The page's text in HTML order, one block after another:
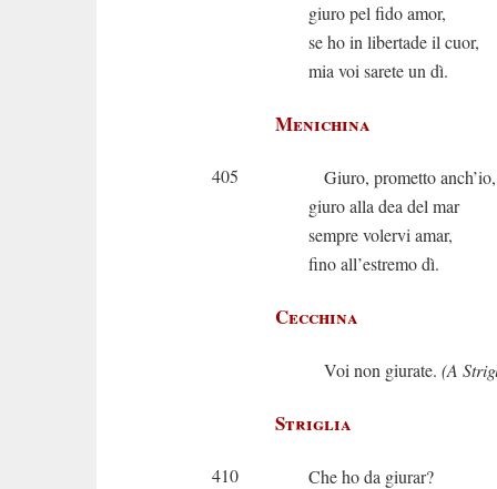
giuro pel fido amor,
se ho in libertade il cuor,
mia voi sarete un dì.
Menichina
405
Giuro, prometto anch’io,
giuro alla dea del mar
sempre volervi amar,
fino all’estremo dì.
Cecchina
Voi non giurate. (A
Striglia
410 Che ho da giurar?